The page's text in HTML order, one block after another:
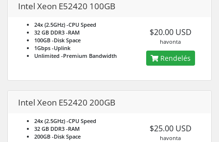
Intel Xeon E52420 100GB
24x (2.5GHz) -CPU Speed
32 GB DDR3 -RAM
100GB -Disk Space
1Gbps -Uplink
Unlimited -Premium Bandwidth
$20.00 USD
havonta
Rendelés
Intel Xeon E52420 200GB
24x (2.5GHz) -CPU Speed
32 GB DDR3 -RAM
200GB -Disk Space
$25.00 USD
havonta